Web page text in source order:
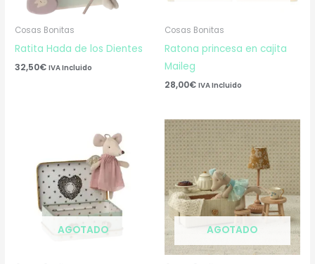
Cosas Bonitas
Ratita Hada de los Dientes
32,50€ IVA Incluido
Cosas Bonitas
Ratona princesa en cajita
Maileg
28,00€ IVA Incluido
AGOTADO AGOTADO